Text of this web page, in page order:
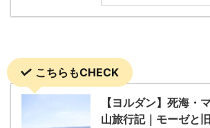
こちらもCHECK
【ヨルダン】死海・
山旅行記｜モーゼと